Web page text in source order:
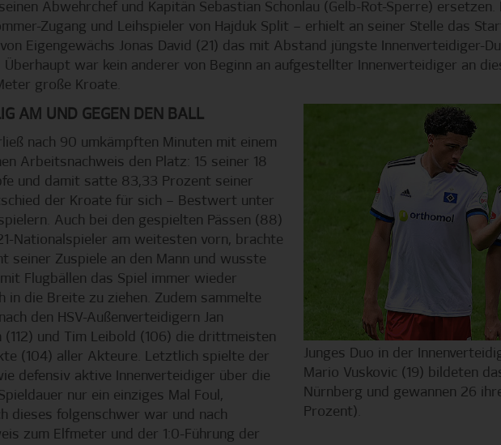
Abwehrchef und Kapitän Sebastian Schonlau (Gelb-Rot-Sperre) ersetzen.
Zugang und Leihspieler von Hajduk Split – erhielt an seiner Stelle das
Eigengewächs Jonas David (21) das mit Abstand jüngste Innenverteidiger-
Überhaupt war kein anderer von Beginn an aufgestellter Innenverteidiger an
große Kroate.
Junges Duo in der
Mario Vuskovic (19) bildeten
Nürnberg und gewannen 26
Prozent).
AM UND GEGEN DEN BALL
nach 90 umkämpften Minuten mit einem
Arbeitsnachweis den Platz: 15 seiner 18
und damit satte 83,33 Prozent seiner
der Kroate für sich – Bestwert unter
Auch bei den gespielten Pässen (88)
Nationalspieler am weitesten vorn, brachte
seiner Zuspiele an den Mann und wusste
Flugbällen das Spiel immer wieder
in die Breite zu ziehen. Zudem sammelte
den HSV-Außenverteidigern Jan
(112) und Tim Leibold (106) die drittmeisten
(104) aller Akteure. Letztlich spielte der
defensiv aktive Innenverteidiger über die
nur ein einziges Mal Foul,
dieses folgenschwer war und nach
zum Elfmeter und der 1:0-Führung der